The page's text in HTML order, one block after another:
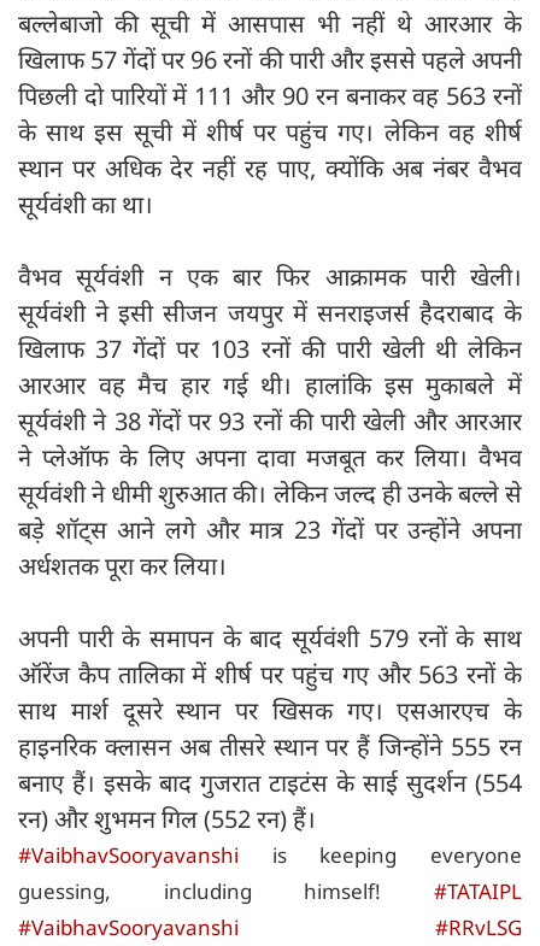
बल्लेबाजो की सूची में आसपास भी नहीं थे आरआर के
खिलाफ 57 गेंदों पर 96 रनों की पारी और इससे पहले अपनी
पिछली दो पारियों में 111 और 90 रन बनाकर वह 563 रनों
के साथ इस सूची में शीर्ष पर पहुंच गए। लेकिन वह शीर्ष
स्थान पर अधिक देर नहीं रह पाए, क्योंकि अब नंबर वैभव
सूर्यवंशी का था।
वैभव सूर्यवंशी न एक बार फिर आक्रामक पारी खेली।
सूर्यवंशी ने इसी सीजन जयपुर में सनराइजर्स हैदराबाद के
खिलाफ 37 गेंदों पर 103 रनों की पारी खेली थी लेकिन
आरआर वह मैच हार गई थी। हालांकि इस मुकाबले में
सूर्यवंशी ने 38 गेंदों पर 93 रनों की पारी खेली और आरआर
ने प्लेऑफ के लिए अपना दावा मजबूत कर लिया। वैभव
सूर्यवंशी ने धीमी शुरुआत की। लेकिन जल्द ही उनके बल्ले से
बड़े शॉट्स आने लगे और मात्र 23 गेंदों पर उन्होंने अपना
अर्धशतक पूरा कर लिया।
अपनी पारी के समापन के बाद सूर्यवंशी 579 रनों के साथ
ऑरेंज कैप तालिका में शीर्ष पर पहुंच गए और 563 रनों के
साथ मार्श दूसरे स्थान पर खिसक गए। एसआरएच के
हाइनरिक क्लासन अब तीसरे स्थान पर हैं जिन्होंने 555 रन
बनाए हैं। इसके बाद गुजरात टाइटंस के साई सुदर्शन (554
रन) और शुभमन गिल (552 रन) हैं।
#VaibhavSooryavanshi is keeping everyone
guessing, including himself! #TATAIPL
#VaibhavSooryavanshi
#RRvLSG